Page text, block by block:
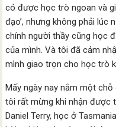
có được học trò ngoan và
đạo’, nhưng không phải lúc
chính người thầy cũng học
của mình. Và tôi đã cảm
mình giao trọn cho học trò
Mấy ngày nay nằm một
tôi rất mừng khi nhận được
Daniel Terry, học ở